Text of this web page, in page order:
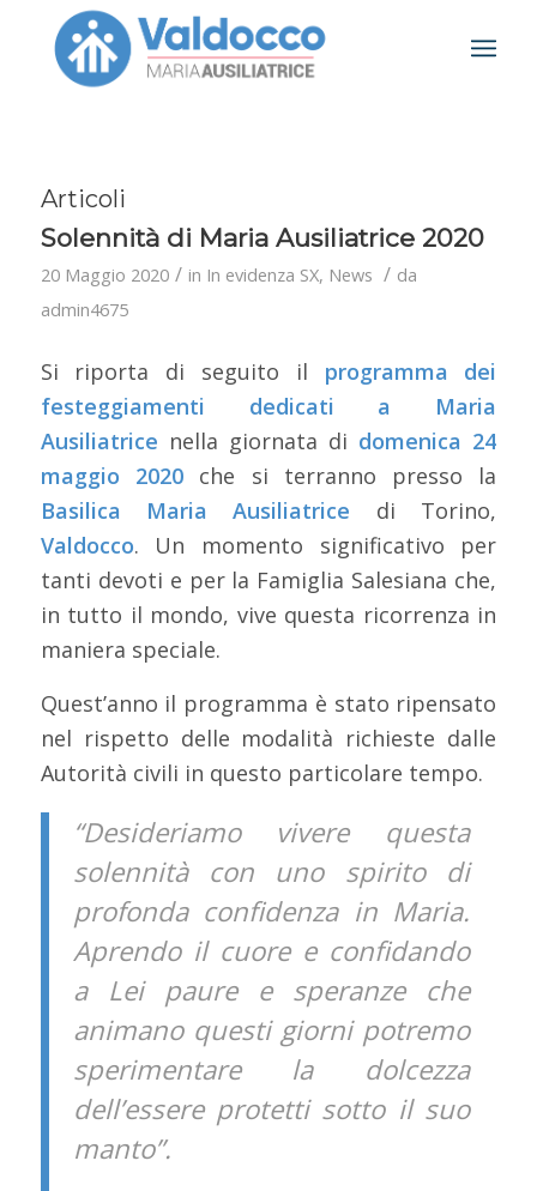
Articoli
Solennità di Maria Ausiliatrice 2020
20 Maggio 2020 / in In evidenza SX, News / da
admin4675
Si riporta di seguito il programma dei
festeggiamenti dedicati a Maria
Ausiliatrice nella giornata di domenica 24
maggio 2020che si terranno presso la
Basilica Maria Ausiliatrice di Torino,
Valdocco. Un momento significativo per
tanti devoti e per la Famiglia Salesiana che,
in tutto il mondo, vive questa ricorrenza in
maniera speciale.
Quest’anno il programma è stato ripensato
nel rispetto delle modalità richieste dalle
Autorità civili in questo particolare tempo.
“Desideriamo vivere questa
solennità con uno spirito di
profonda confidenza in Maria.
Aprendo il cuore e confidando
a Lei paure e speranze che
animano questi giorni potremo
sperimentare la dolcezza
dell’essere protetti sotto il suo
manto”.